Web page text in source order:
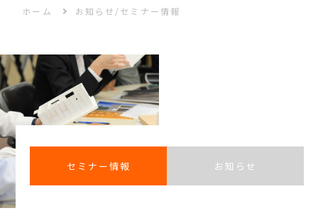
N-WPC⼯法とは
ギャラリー
お知らせ/セミナー情報
ホーム お知らせ/セミナー情報
セミナー情報 お知らせ